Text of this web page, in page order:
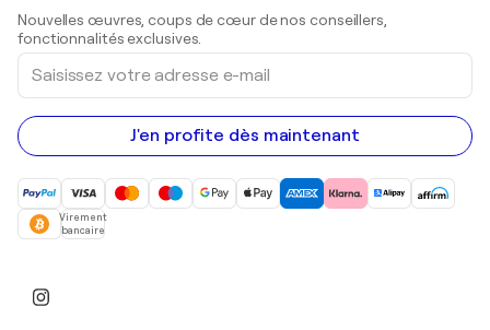
Peintures acryliques
Nouvelles œuvres, coups de cœur de nos conseillers,
fonctionnalités exclusives.
Saisissez
votre
adresse
e-
mail
J'en profite dès maintenant
Virement
bancaire